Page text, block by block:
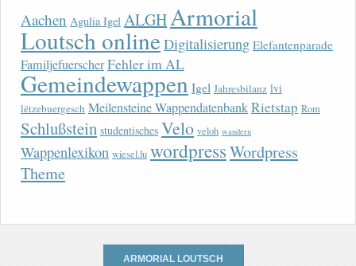
Aachen Agulia Igel ALGHArmorial
Loutsch onlineDigitalisierung Elefantenparade
FamiljefuerscherFehler im AL
Gemeindewappen Igel Jahresbilanz lvi
lëtzebuergesch Meilensteine WappendatenbankRietstap Rom
Schlußstein studentisches Velo veloh wandern
Wappenlexikon wiesel.lu wordpressWordpress
Theme
ARMORIAL LOUTSCH